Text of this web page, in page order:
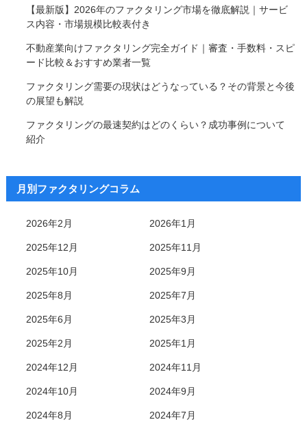
【最新版】2026年のファクタリング市場を徹底解説｜サービ
ス内容・市場規模比較表付き
不動産業向けファクタリング完全ガイド｜審査・手数料・スピ
ード比較＆おすすめ業者一覧
ファクタリング需要の現状はどうなっている？その背景と今後
の展望も解説
ファクタリングの最速契約はどのくらい？成功事例について
紹介
月別ファクタリングコラム
2026年2月 2026年1月
2025年12月 2025年11月
2025年10月 2025年9月
2025年8月 2025年7月
2025年6月 2025年3月
2025年2月 2025年1月
2024年12月 2024年11月
2024年10月 2024年9月
2024年8月 2024年7月